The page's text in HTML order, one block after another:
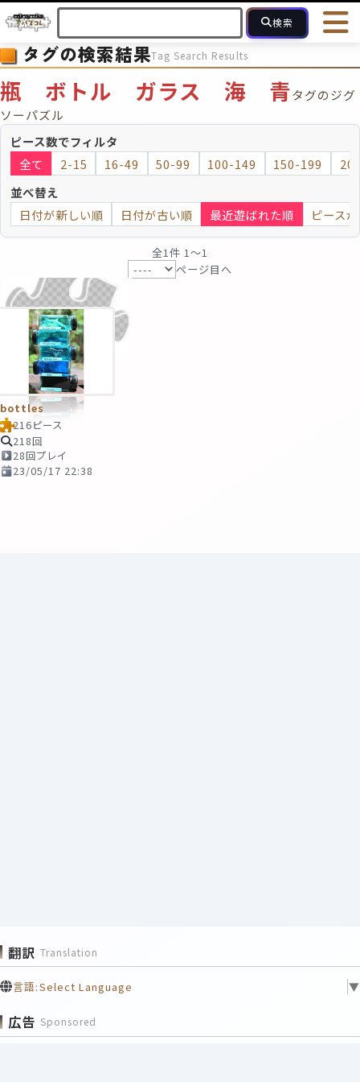
検索
HOME 会員登録
ヘルプ
お問合せ
フォローしている人のパズル
ピース数 2～15 16～49 50～99 100
モザイク モザイクのみ
タグの検索結果Tag Search Results
瓶 ボトル ガラス 海 青タグのジグ
ソーパズル
ピース数でフィルタ
全て
2-15 16-49 50-99 100-149 150-199
並べ替え
日付が新しい順
日付が古い順 最近遊ばれた順 ピース
全1件 1〜1
ページ目へ
bottles
216ピース
218回
28回プレイ
23/05/17 22:38
翻訳 Translation
言語:Select Language ▼
広告 Sponsored